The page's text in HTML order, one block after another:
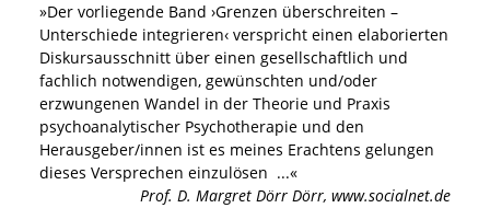
»Der vorliegende Band ›Grenzen überschreiten –
Unterschiede integrieren‹ verspricht einen elaborierten
Diskursausschnitt über einen gesellschaftlich und
fachlich notwendigen, gewünschten und/oder
erzwungenen Wandel in der Theorie und Praxis
psychoanalytischer Psychotherapie und den
Herausgeber/innen ist es meines Erachtens gelungen
dieses Versprechen einzulösen ...«
Prof. D. Margret Dörr Dörr, www.socialnet.de